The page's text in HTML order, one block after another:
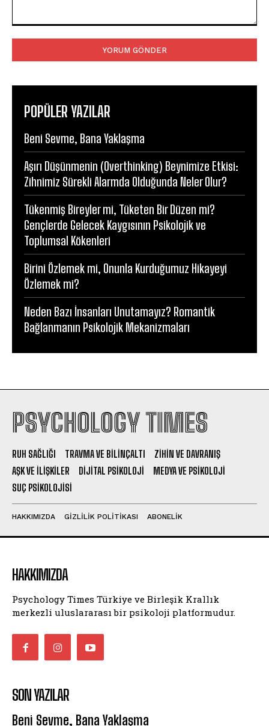
POPÜLER YAZILAR
Beni Sevme, Bana Yaklaşma
Aşırı Düşünmenin (Overthinking) Beynimize Etkisi:
Zihnimiz Sürekli Alarmda Olduğunda Neler Olur?
Tükenmiş Bireyler mi, Tüketen Bir Düzen mi?
Gençlerde Gelecek Kaygısının Psikolojik ve
Toplumsal Kökenleri
Birini Özlemek mi, Onunla Kurduğumuz Hikayeyi
Özlemek mi?
Neden Bazı İnsanları Unutamayız? Romantik
Bağlanmanın Psikolojik Mekanizmaları
PSYCHOLOGY TIMES
RUH SAĞLIĞI TRAVMA VE BILINÇALTI
ZIHIN VE DAVRANIŞ
AŞK VE İLIŞKILER
DIJITAL PSIKOLOJI
MEDYA VE PSIKOLOJI
SUÇ PSIKOLOJISI
HAKKIMIZDA GIZLILIK POLITIKASI ABONELIK
HAKKIMIZDA
Psychology Times Türkiye ve Birleşik Krallık
merkezli uluslararası bir psikoloji platformudur.
SON YAZILAR
Beni Sevme, Bana Yaklaşma